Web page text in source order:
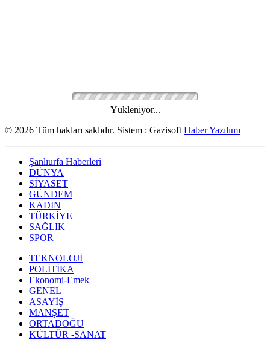
Yükleniyor...
© 2026 Tüm hakları saklıdır. Sistem : Gazisoft Haber Yazılımı
Şanlıurfa Haberleri
DÜNYA
SİYASET
GÜNDEM
KADIN
TÜRKİYE
SAĞLIK
SPOR
TEKNOLOJİ
POLİTİKA
Ekonomi-Emek
GENEL
ASAYİŞ
MANŞET
ORTADOĞU
KÜLTÜR -SANAT